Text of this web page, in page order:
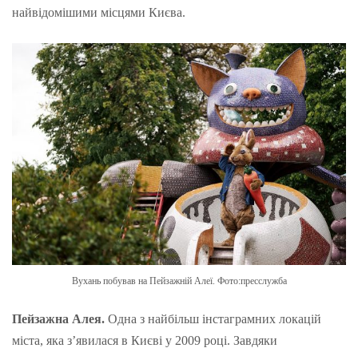
найвідомішими місцями Києва.
Вухань побував на Пейзажній Алеї. Фото:пресслужба
Пейзажна Алея. Одна з найбільш інстаграмних локацій
міста, яка з’явилася в Києві у 2009 році. Завдяки